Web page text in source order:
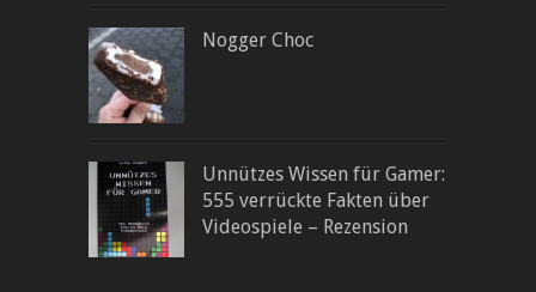
Nogger Choc
Unnützes Wissen für Gamer:
555 verrückte Fakten über
Videospiele – Rezension